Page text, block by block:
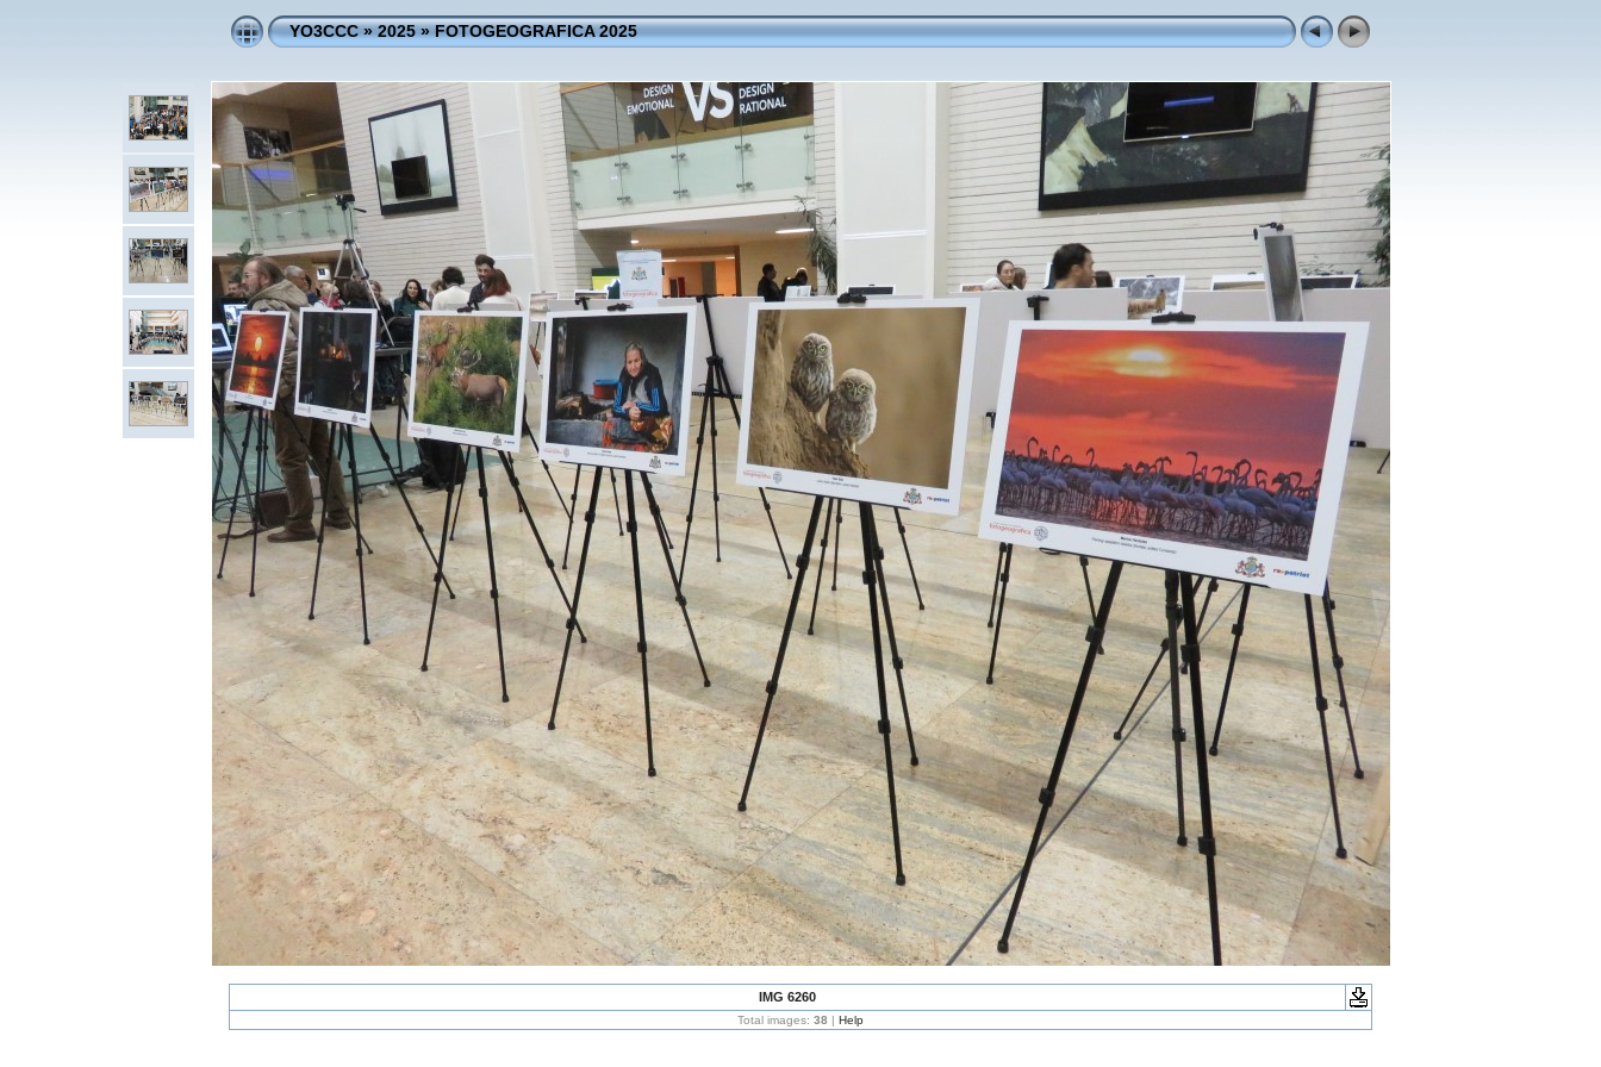
YO3CCC»2025»FOTOGEOGRAFICA 2025
IMG 6260
Total images: 38 | Help